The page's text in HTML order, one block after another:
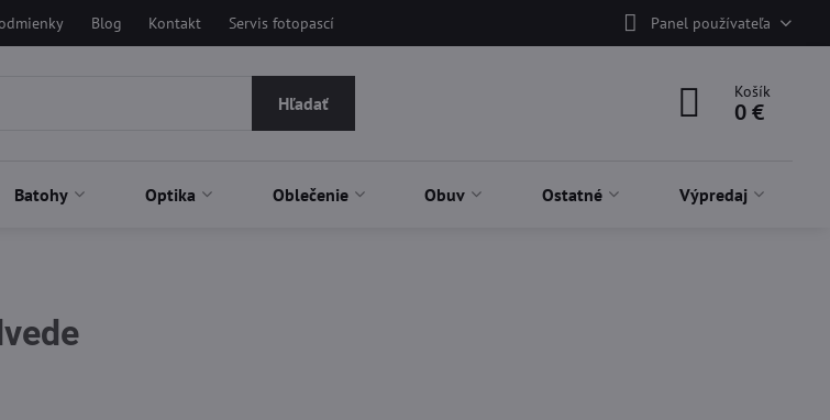
Blog Kontakt Servis fotopascí Panel používateľa
Hľadať
Košík
0 €
Batohy Optika Oblečenie Obuv Ostatné Výpredaj